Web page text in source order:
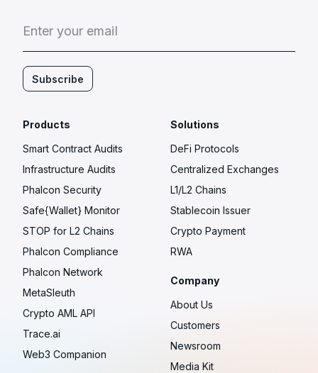
Enter your email
Subscribe
Products
Smart Contract Audits
Infrastructure Audits
Phalcon Security
Safe{Wallet} Monitor
STOP for L2 Chains
Phalcon Compliance
Phalcon Network
MetaSleuth
Crypto AML API
Trace.ai
Web3 Companion
Solutions
DeFi Protocols
Centralized Exchanges
L1/L2 Chains
Stablecoin Issuer
Crypto Payment
RWA
Company
About Us
Customers
Newsroom
Media Kit